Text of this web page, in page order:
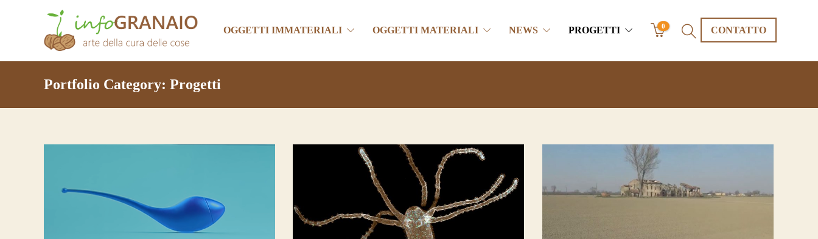
OGGETTI IMMATERIALI OGGETTI MATERIALI NEWS PROGETTI 0 CONTATTO
Portfolio Category: Progetti